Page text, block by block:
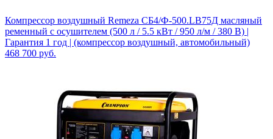
Компрессор воздушный Remeza СБ4/Ф-500.LB75Д масляный
ременный с осушителем (500 л / 5.5 кВт / 950 л/м / 380 В) |
Гарантия 1 год | (компрессор воздушный, автомобильный)
468 700 руб.